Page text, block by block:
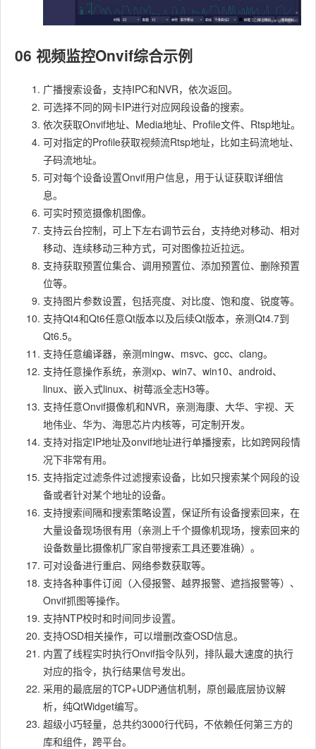
06 视频监控Onvif综合示例
广播搜索设备，支持IPC和NVR，依次返回。
可选择不同的网卡IP进行对应网段设备的搜索。
依次获取Onvif地址、Media地址、Profile文件、Rtsp地址。
可对指定的Profile获取视频流Rtsp地址，比如主码流地址、
子码流地址。
可对每个设备设置Onvif用户信息，用于认证获取详细信
息。
可实时预览摄像机图像。
支持云台控制，可上下左右调节云台，支持绝对移动、相对
移动、连续移动三种方式，可对图像拉近拉远。
支持获取预置位集合、调用预置位、添加预置位、删除预置
位等。
支持图片参数设置，包括亮度、对比度、饱和度、锐度等。
支持Qt4和Qt6任意Qt版本以及后续Qt版本，亲测Qt4.7到
Qt6.5。
支持任意编译器，亲测mingw、msvc、gcc、clang。
支持任意操作系统，亲测xp、win7、win10、android、
linux、嵌入式linux、树莓派全志H3等。
支持任意Onvif摄像机和NVR，亲测海康、大华、宇视、天
地伟业、华为、海思芯片内核等，可定制开发。
支持对指定IP地址及onvif地址进行单播搜索，比如跨网段情
况下非常有用。
支持指定过滤条件过滤搜索设备，比如只搜索某个网段的设
备或者针对某个地址的设备。
支持搜索间隔和搜索策略设置，保证所有设备搜索回来，在
大量设备现场很有用（亲测上千个摄像机现场，搜索回来的
设备数量比摄像机厂家自带搜索工具还要准确）。
可对设备进行重启、网络参数获取等。
支持各种事件订阅（入侵报警、越界报警、遮挡报警等）、
Onvif抓图等操作。
支持NTP校时和时间同步设置。
支持OSD相关操作，可以增删改查OSD信息。
内置了线程实时执行Onvif指令队列，排队最大速度的执行
对应的指令，执行结果信号发出。
采用的最底层的TCP+UDP通信机制，原创最底层协议解
析，纯QtWidget编写。
超级小巧轻量，总共约3000行代码，不依赖任何第三方的
库和组件，跨平台。